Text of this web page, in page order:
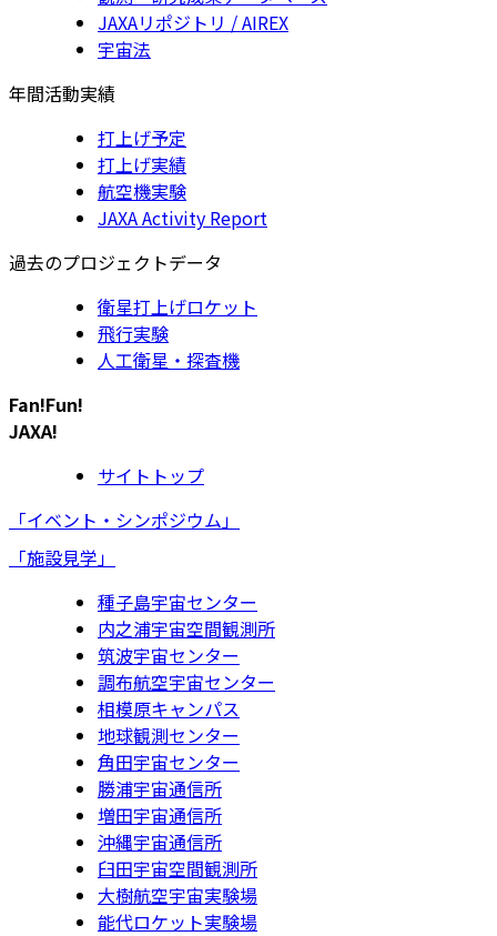
JAXAリポジトリ / AIREX
宇宙法
年間活動実績
打上げ予定
打上げ実績
航空機実験
JAXA Activity Report
過去のプロジェクトデータ
衛星打上げロケット
飛行実験
人工衛星・探査機
Fan!Fun!
JAXA!
サイトトップ
「イベント・シンポジウム」
「施設見学」
種子島宇宙センター
内之浦宇宙空間観測所
筑波宇宙センター
調布航空宇宙センター
相模原キャンパス
地球観測センター
角田宇宙センター
勝浦宇宙通信所
増田宇宙通信所
沖縄宇宙通信所
臼田宇宙空間観測所
大樹航空宇宙実験場
能代ロケット実験場